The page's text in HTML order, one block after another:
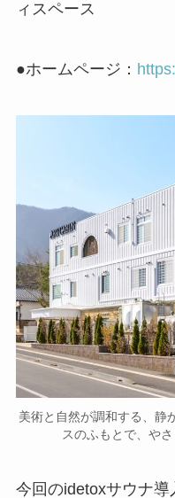
ィスペース
●ホームページ：
美術と自然が調和する、静
スのふもとで、や
今回のidetoxサウナ